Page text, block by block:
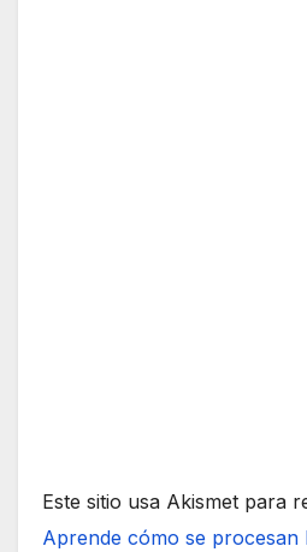
Este sitio usa Akismet para
Aprende cómo se procesan